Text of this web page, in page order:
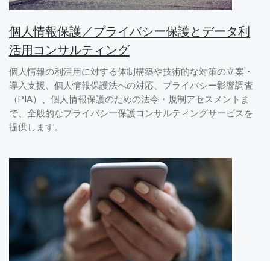
個人情報保護／プライバシー保護とデータ利
活用コンサルティング
個人情報の利活用に対する体制構築や技術的な対策の立案・
導入支援、個人情報保護法への対応、プライバシー影響調査
（PIA）、個人情報保護のための法令・規制アセスメントま
で、全般的なプライバシー保護コンサルティングサービスを
提供します。